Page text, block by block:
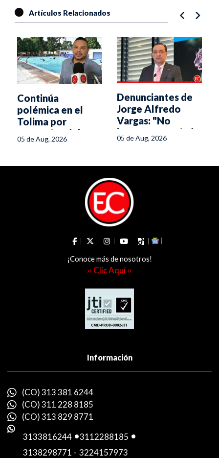
Artículos Relacionados
Continúa
polémica en el
Tolima por
normativa del
Ministerio de
05 de Aug, 2026
Denunciantes de
Jorge Alfredo
Vargas: "No
hemos renunciado
a la verdad"
05 de Aug, 2026
¡Conoce más de nosotros!
›› Clic Aquí ‹‹
Información
(CO) 313 381 6244
(CO) 311 228 8185
(CO) 313 829 8771
3133816244 -3112288185 -
3138298771 - 3224157973